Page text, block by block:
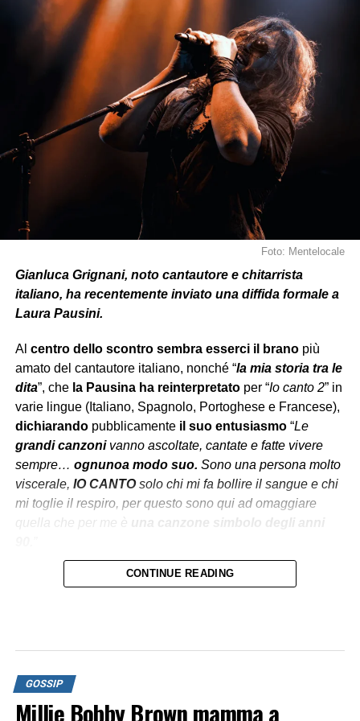
La rapidità con cui la storia è stata cancellata ha
lasciato molti interrogativi
:è stato un ripensamento?
Un momento di rabbia
a caldo? Oforseil desiderio di
lanciare un messaggiofortesenza lasciarloonline
a lungo?
Foto: Mentelocale
Gianluca Grignani, noto cantautore e chitarrista
italiano, ha recentemente inviato una diffida formale a
Laura Pausini.
Al centro dello scontro sembra esserci il branopiù
amato del cantautore italiano, nonché “la mia storia tra le
dita”, chela Pausina ha reinterpretatoper “Io canto 2” in
varie lingue (Italiano, Spagnolo, Portoghese e Francese),
dichiarandopubblicamente il suo entusiasmo“Le
grandi canzonivanno ascoltate, cantate e fatte vivere
sempre… ognunoa modo suo. Sono una persona molto
viscerale, IO CANTOsolo chi mi fa bollire il sangue e chi
mi toglie il respiro, per questo sono qui ad omaggiare
simbolo degli anni
Warner Chappell Music le modifiche
Il cantante sostiene di non essere stato avvertito
CONTINUE READING
GOSSIP
Millie Bobby Brown mamma a